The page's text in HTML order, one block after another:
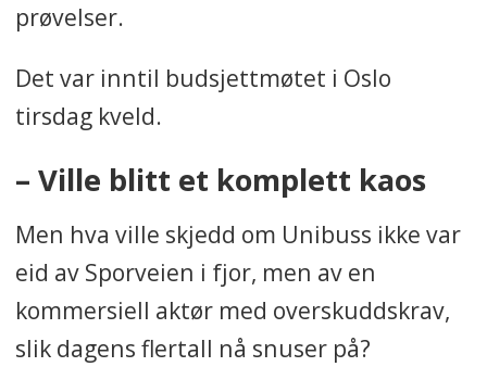
prøvelser.
Det var inntil budsjettmøtet i Oslo
tirsdag kveld.
– Ville blitt et komplett kaos
Men hva ville skjedd om Unibuss ikke var
eid av Sporveien i fjor, men av en
kommersiell aktør med overskuddskrav,
slik dagens flertall nå snuser på?